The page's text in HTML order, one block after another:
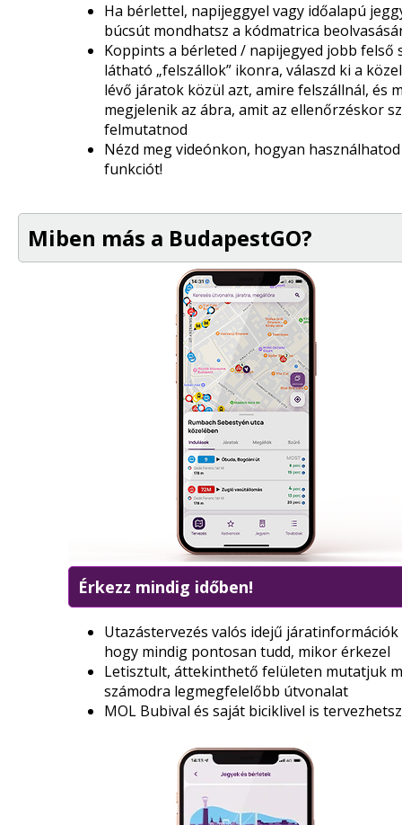
Ha bérlettel, napijeggyel vagy időalapú
búcsút mondhatsz a kódmatrica
Koppints a bérleted / napijegyed jobb felső
látható „felszállok” ikonra, válaszd ki a
lévő járatok közül azt, amire felszállnál, és
megjelenik az ábra, amit az ellenőrzéskor
felmutatnod
Nézd meg videónkon, hogyan
funkciót!
Miben más a BudapestGO?
Érkezz mindig időben!
Utazástervezés valós idejű
hogy mindig pontosan tudd, mikor érkezel
Letisztult, áttekinthető felületen mutatjuk
számodra legmegfelelőbb útvonalat
MOL Bubival és saját biciklivel is tervezhetsz